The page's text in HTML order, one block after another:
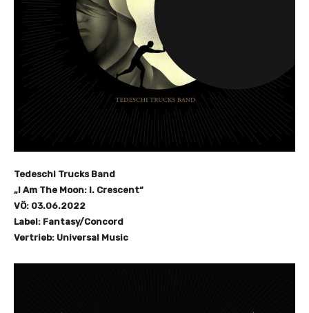
Tedeschi Trucks Band
„I Am The Moon: I. Crescent“
VÖ: 03.06.2022
Label: Fantasy/Concord
Vertrieb: Universal Music